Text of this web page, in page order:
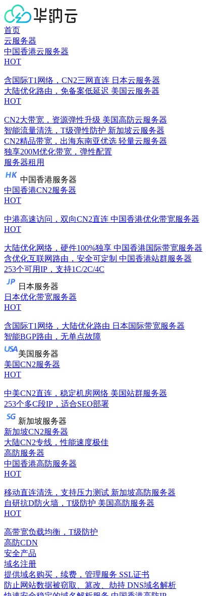
首页
云服务器
中国香港云服务器
HOT
含国际T1网络，CN2三网直连 日本云服务器
大陆优化路由，免备案低延迟 美国云服务器
HOT
CN2大带宽，资源弹性升级 美国高防云服务器
智能流量清洗，T级弹性防护 新加坡云服务器
CN2精品带宽，出海东南亚优选 轻量云服务器
独享200M优化带宽，弹性配置
服务器租用
中国香港服务器
中国香港CN2服务器
HOT
中港高速访问，双向CN2直连 中国香港优化带宽服务器
HOT
大陆优化网络，硬件100%独享 中国香港国际带宽服务器
含优化互联网路由，安全可定制 中国香港站群服务器
253个可用IP，支持1C/2C/4C
日本服务器
日本优化带宽服务器
HOT
含国际T1网络，大陆优化路由 日本国际带宽服务器
智能BGP路由，无单点故障
美国服务器
美国CN2服务器
HOT
中美CN2直连，稳定机房网络 美国站群服务器
253个多C段IP，适合SEO部署
新加坡服务器
新加坡CN2服务器
大陆CN2专线，性能速度极佳
高防服务器
中国香港高防服务器
HOT
移动直连清洗，支持压力测试 新加坡高防服务器
自研抗D防火墙，T级防护 美国高防服务器
HOT
高带宽负载均衡，T级防护
高防CDN
安全产品
域名注册
提供域名购买，续费，管理服务 SSL证书
防止网站数据被窃取、篡改、劫持 DNS域名解析